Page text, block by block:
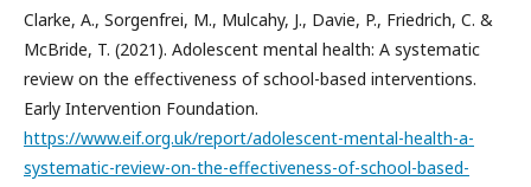
Clarke, A., Sorgenfrei, M., Mulcahy, J., Davie, P., Friedrich, C. &
McBride, T. (2021). Adolescent mental health: A systematic
review on the effectiveness of school-based interventions.
Early Intervention Foundation.
https://www.eif.org.uk/report/adolescent-mental-health-a-
systematic-review-on-the-effectiveness-of-school-based-